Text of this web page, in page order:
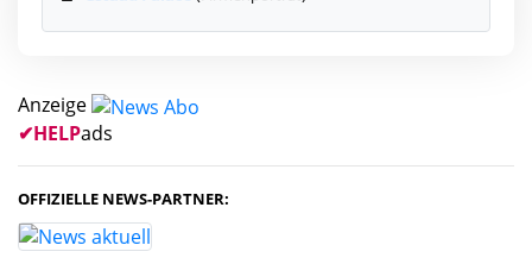
Anzeige
✔HELPads
OFFIZIELLE NEWS-PARTNER: